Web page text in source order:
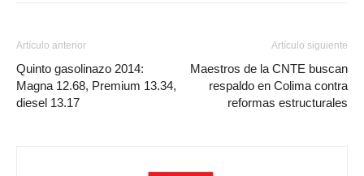
Artículo anterior
Quinto gasolinazo 2014:
Magna 12.68, Premium 13.34,
diesel 13.17
Artículo siguiente
Maestros de la CNTE buscan
respaldo en Colima contra
reformas estructurales